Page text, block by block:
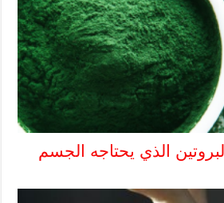
الذي يحتاجه الجسم